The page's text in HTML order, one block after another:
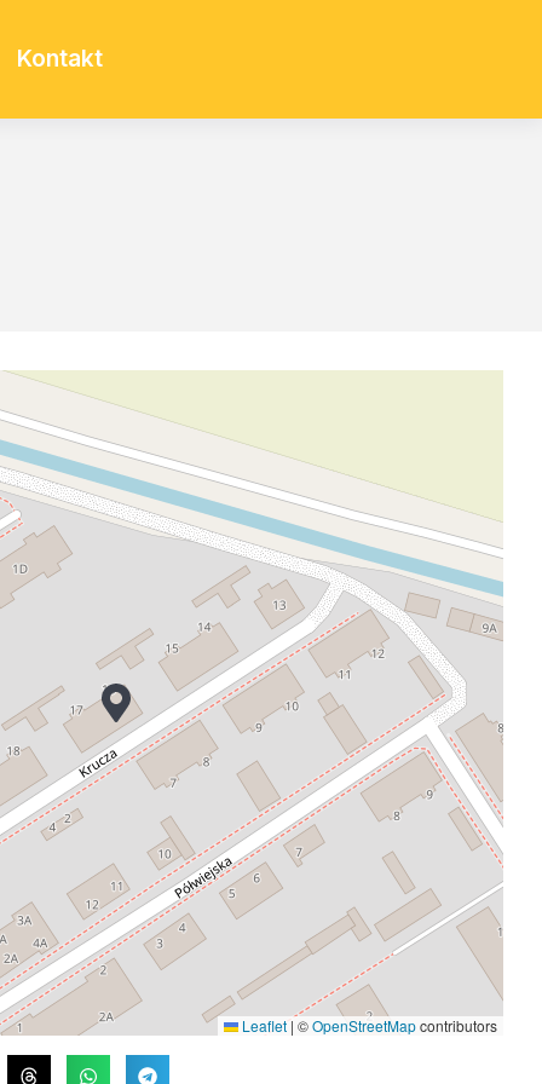
Kontakt
Leaflet | ©OpenStreetMapcontributors